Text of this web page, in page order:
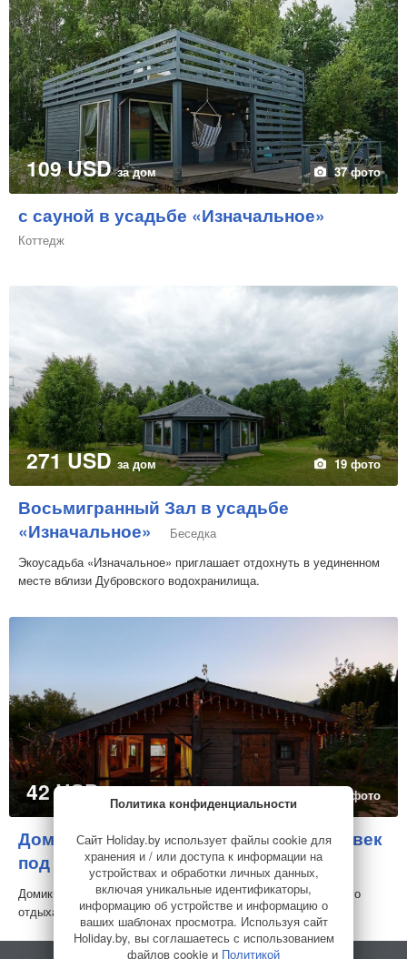
109 USDза дом 37 фото
с сауной в усадьбе «Изначальное»
Коттедж
271 USDза дом 19 фото
Восьмигранный Зал в усадьбе
«Изначальное»
Беседка
Экоусадьба «Изначальное» приглашает отдохнуть в уединенном
месте вблизи Дубровского водохранилища.
42 USD 97 фото
Домики у пруда с баней от 2 до 7 человек
под Минском
Усадьба
Домики от 2 до 10 челочек, для влюбленных пар и семейного
отдыха , Пруд, рыбалка, баня бассейн, д...
Политика конфиденциальности
Сайт Holiday.by использует файлы cookie для
хранения и / или доступа к информации на
устройствах и обработки личных данных,
включая уникальные идентификаторы,
информацию об устройстве и информацию о
ваших шаблонах просмотра. Используя сайт
Holiday.by, вы соглашаетесь с использованием
файлов cookie и Политикой